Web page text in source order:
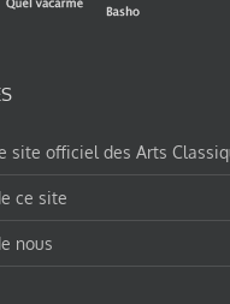
site officiel des Arts
ce site
nous